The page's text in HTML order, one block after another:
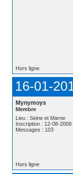
Hors ligne
16-01-
Mynymoys
Membre
Lieu : Seine et Marne
Inscription : 12-08-2009
Messages : 103
Hors ligne